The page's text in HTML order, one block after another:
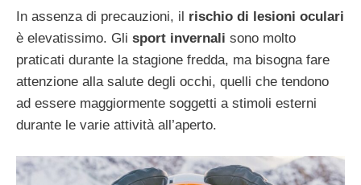
In assenza di precauzioni, il rischio di lesioni oculari
è elevatissimo. Gli sport invernali sono molto
praticati durante la stagione fredda, ma bisogna fare
attenzione alla salute degli occhi, quelli che tendono
ad essere maggiormente soggetti a stimoli esterni
durante le varie attività all’aperto.